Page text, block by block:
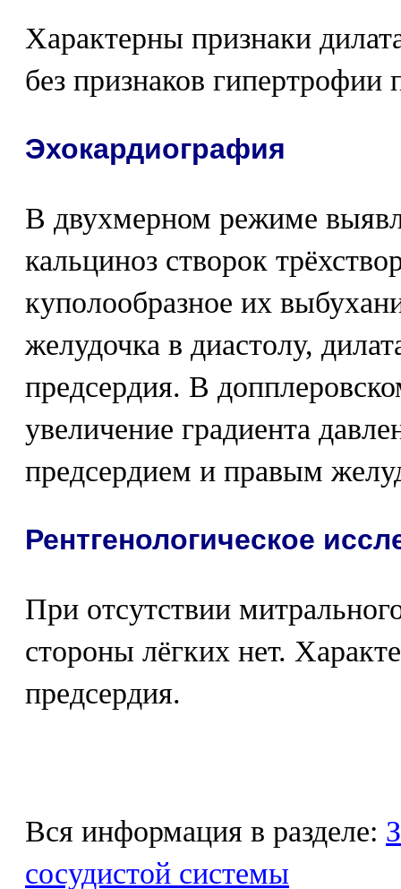
Характерны признаки
без признаков гипертрофии
Эхокардиография
В двухмерном режиме
кальциноз створок
куполообразное их
желудочка в диастолу,
предсердия. В
увеличение градиента
предсердием и правым
Рентгенологическое
При отсутствии
стороны лёгких нет.
предсердия.
Вся информация в разделе:
сосудистой системы